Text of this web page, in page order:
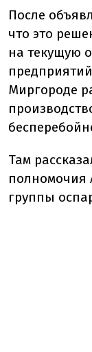
После
что это
на текущую
Миргороде
Там
полномочия
группы